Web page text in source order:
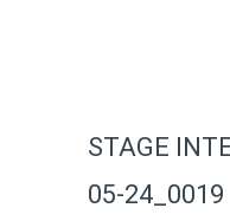
STAGE
05-24_0019